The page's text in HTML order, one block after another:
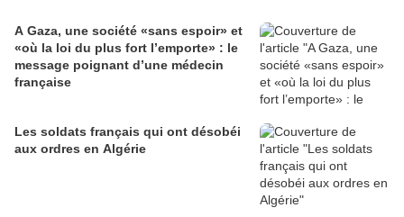
A Gaza, une société «sans espoir» et
«où la loi du plus fort l’emporte» : le
message poignant d’une médecin
française
Les soldats français qui ont désobéi
aux ordres en Algérie